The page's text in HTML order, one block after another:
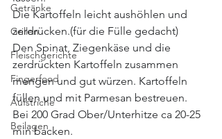
Getränke
Grillen
Fleischgerichte
Fingerfood
Aufstriche
Beilagen
Die Kartoffeln leicht aushöhlen und
zerdrücken.(für die Fülle gedacht)
Den Spinat, Ziegenkäse und die
zerdrückten Kartoffeln zusammen
mengen und gut würzen. Kartoffeln
füllen und mit Parmesan bestreuen.
Bei 200 Grad Ober/Unterhitze ca 20-25
min backen.